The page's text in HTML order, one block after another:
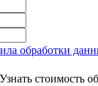
обработки